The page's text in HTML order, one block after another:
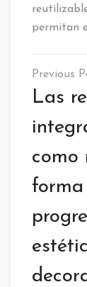
permitan
de
Las
como